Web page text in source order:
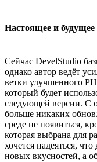
Настоящее и будущее
Сейчас DevelStudio
однако автор ведёт
ветки улучшенного
который будет
следующей версии. С
больше никаких
среде не появиться,
которая выбрана для
хочется надеяться,
новых вкусностей, а